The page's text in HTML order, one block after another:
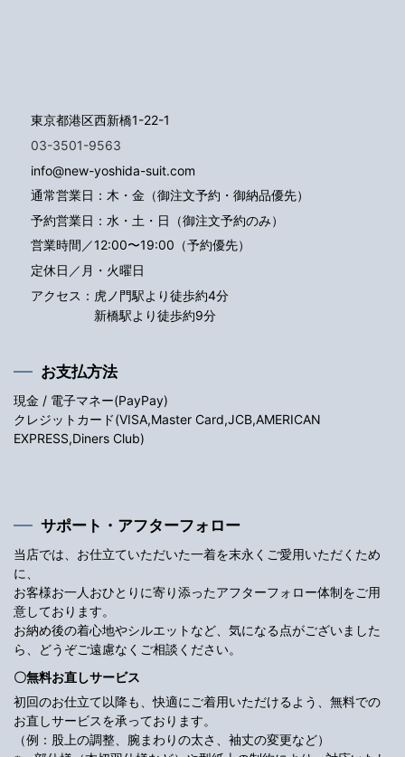
東京都港区西新橋1-22-1
03-3501-9563
info@new-yoshida-suit.com
通常営業日：木・金（御注文予約・御納品優先）
予約営業日：水・土・日（御注文予約のみ）
営業時間／12:00〜19:00（予約優先）
定休日／月・火曜日
アクセス： 虎ノ門駅より徒歩約4分
新橋駅より徒歩約9分
お支払方法
現金 / 電子マネー(PayPay)
クレジットカード(VISA,Master Card,JCB,AMERICAN
EXPRESS,Diners Club)
サポート・アフターフォロー
当店では、お仕立ていただいた一着を末永くご愛用いただくため
に、
お客様お一人おひとりに寄り添ったアフターフォロー体制をご用
意しております。
お納め後の着心地やシルエットなど、気になる点がございました
ら、どうぞご遠慮なくご相談ください。
〇無料お直しサービス
初回のお仕立て以降も、快適にご着用いただけるよう、無料での
お直しサービスを承っております。
（例：股上の調整、腕まわりの太さ、袖丈の変更など）